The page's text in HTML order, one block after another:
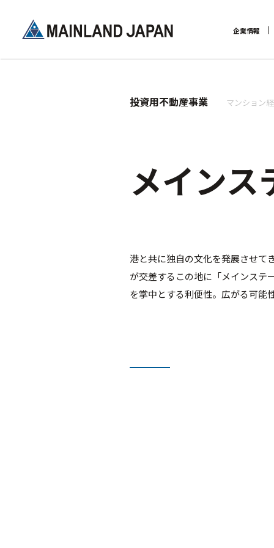
企業情報
投資用不動産事業 マンション
メイン
港と共に独自の文化を発展させて
が交差するこの地に「メインステ
を掌中とする利便性。広がる可能